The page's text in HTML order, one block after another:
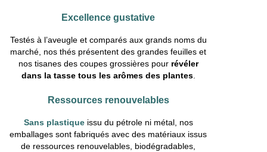
Excellence gustative
Testés à l’aveugle et comparés aux grands noms du
marché, nos thés présentent des grandes feuilles et
nos tisanes des coupes grossières pour révéler
dans la tasse tous les arômes des plantes.
Ressources renouvelables
Sans plastiqueissu du pétrole ni métal, nos
emballages sont fabriqués avec des matériaux issus
de ressources renouvelables, biodégradables,